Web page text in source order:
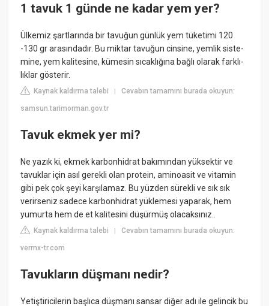
1 tavuk 1 günde ne kadar yem yer?
Ülkemiz şartlarında bir tavuğun günlük yem tüketimi 120
-130 gr arasındadır. Bu miktar tavuğun cinsine, yemlik siste-
mine, yem kalitesine, kümesin sıcaklığına bağlı olarak farklı-
lıklar gösterir.
Kaynak kaldırma talebi |Cevabın tamamını burada okuyun:
samsun.tarimorman.gov.tr
Tavuk ekmek yer mi?
Ne yazık ki, ekmek karbonhidrat bakımından yüksektir ve
tavuklar için asıl gerekli olan protein, aminoasit ve vitamin
gibi pek çok şeyi karşılamaz. Bu yüzden sürekli ve sık sık
verirseniz sadece karbonhidrat yüklemesi yaparak, hem
yumurta hem de et kalitesini düşürmüş olacaksınız..
Kaynak kaldırma talebi |Cevabın tamamını burada okuyun:
vermx-tr.com
Tavukların düşmanı nedir?
Yetiştiricilerin başlıca düşmanı sansar diğer adı ile gelincik bu